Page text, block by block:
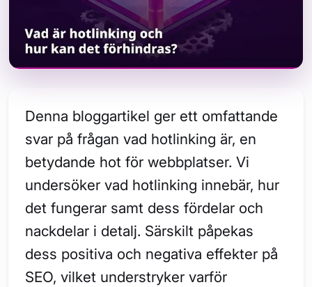
Denna bloggartikel ger ett omfattande
svar på frågan vad hotlinking är, en
betydande hot för webbplatser. Vi
undersöker vad hotlinking innebär, hur
det fungerar samt dess fördelar och
nackdelar i detalj. Särskilt påpekas
dess positiva och negativa effekter på
SEO, vilket understryker varför